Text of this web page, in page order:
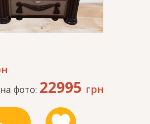
фото: 22995 грн